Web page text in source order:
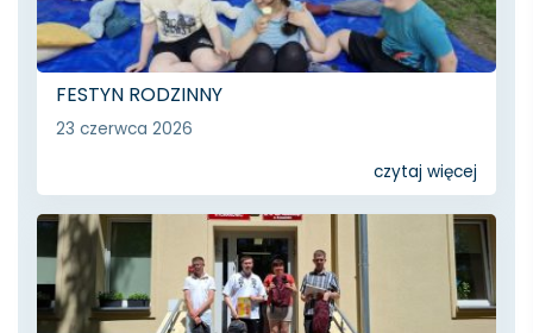
FESTYN RODZINNY
23 czerwca 2026
czytaj więcej